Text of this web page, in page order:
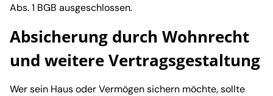
Abs. 1 BGB ausgeschlossen.
Absicherung durch Wohnrecht
und weitere Vertragsgestaltung
Wer sein Haus oder Vermögen sichern möchte, sollte